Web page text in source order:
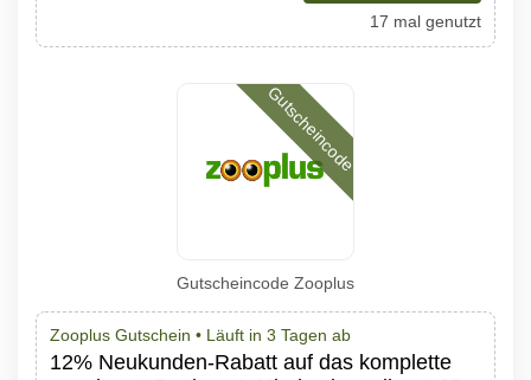
17 mal genutzt
Gutscheincode
Gutscheincode Zooplus
Zooplus Gutschein • Läuft in 3 Tagen ab
12% Neukunden-Rabatt auf das komplette